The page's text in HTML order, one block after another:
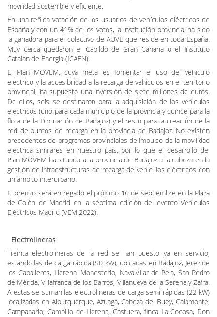
Día 12/09/2022 a las 00:00
La Diputación de Badajoz, gracias al Plan de Movilidad de Vehículos
Eléctricos desarrollado a través del Área de Desarrollo Rural y
Sostenibilidad, ha recibido el premio nacional como ‘’mejor
Institución autonómica o provincial’’ de la Asociación de Usuarios
de Vehículos Eléctricos (AUVE), cuyo objetivo es reconocer los
proyectos socialmente más relevantes para el desarrollo de una
movilidad sostenible y eficiente.
En una reñida votación de los usuarios de vehículos eléctricos de
España y con un 41% de los votos, la institución provincial ha sido
la ganadora para el colectivo de AUVE que reside en toda España.
Muy cerca quedaron el Cabildo de Gran Canaria o el Instituto
Catalán de Energía (ICAEN).
El Plan MOVEM, cuya meta es fomentar el uso del vehículo
eléctrico y la accesibilidad a la recarga de vehículos en el territorio
provincial, ha supuesto una inversión de siete millones de euros.
De ellos, seis se destinaron para la adquisición de los vehículos
eléctricos (uno para cada municipio de la provincia y quince para la
flota de la Diputación de Badajoz) y el resto para la creación de la
red de puntos de recarga en la provincia de Badajoz. No existen
precedentes de programas provinciales de impulso de la movilidad
gestión de infraestructuras de recarga de vehículos eléctricos con
un ámbito interurbano.
El premio será entregado el próximo 16 de septiembre en la Plaza
de Colón de Madrid en la séptima edición del evento Vehículos
Eléctricos Madrid (VEM 2022).
Electrolineras